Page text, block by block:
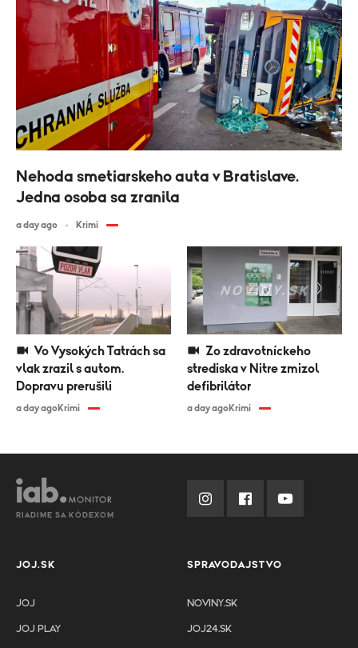
vlak zrazil s autom.
Dopravu prerušili
a day agoKrimi
strediska v Nitre zmizol
defibrilátor
a day agoKrimi
Nehoda smetiarskeho auta v Bratislave.
Jedna osoba sa zranila
a day ago Krimi
RIADIME SA KÓDEXOM
JOJ.SK
JOJ
JOJ PLAY
SPRAVODAJSTVO
NOVINY.SK
JOJ24.SK